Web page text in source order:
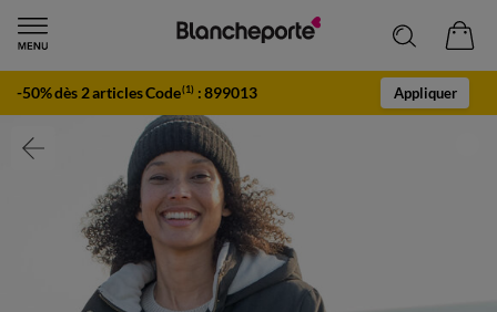
-50% dès 2 articles Code(1) :899013 Appliquer